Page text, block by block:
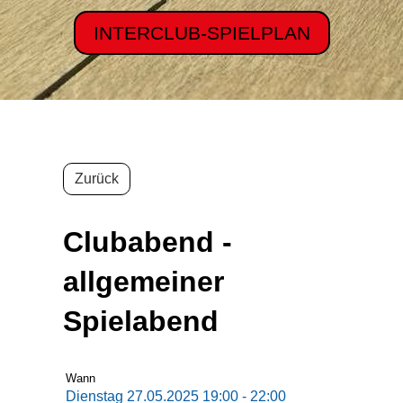
INTERCLUB-SPIELPLAN
Zurück
Clubabend -
allgemeiner
Spielabend
Wann
Dienstag 27.05.2025 19:00 - 22:00